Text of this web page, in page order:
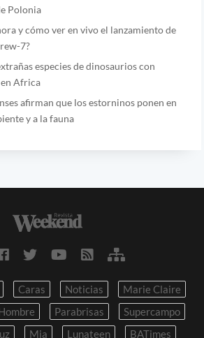
Polonia
y cómo ver en vivo el lanzamiento de
7?
especies de dinosaurios con
Africa
afirman que los estorninos ponen en
y a la fauna
Caras Noticias
Marie Claire
Parabrisas
Supercampo
Mia Lunateen BATimes